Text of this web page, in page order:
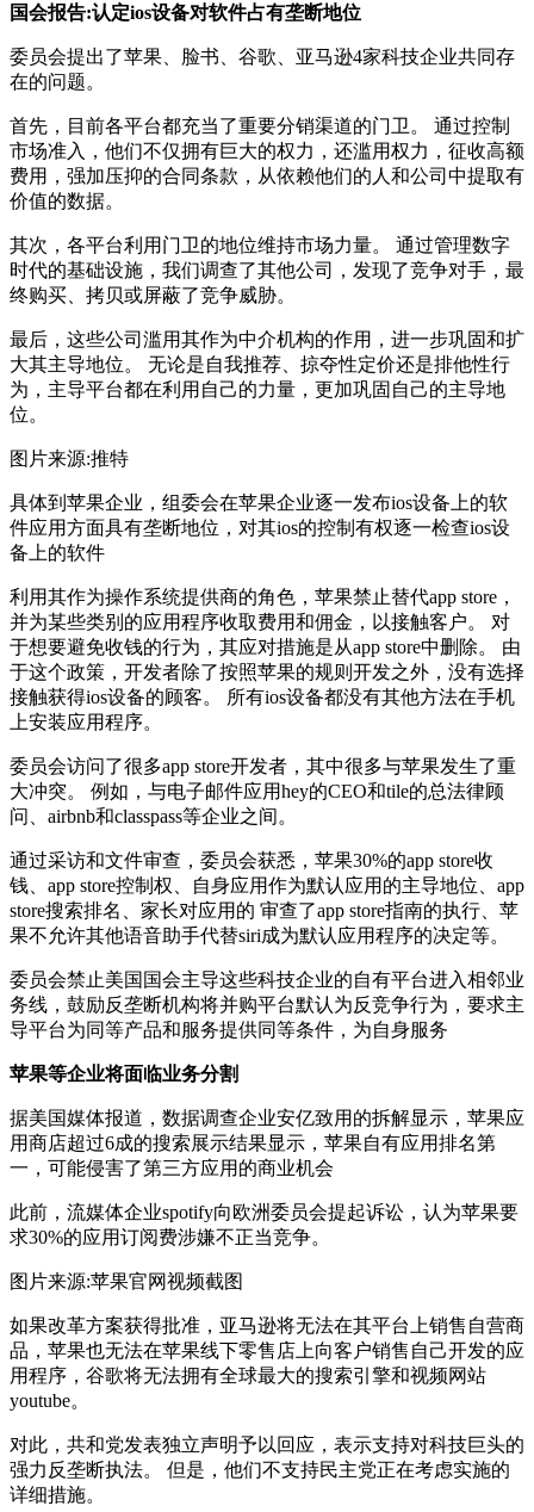
国会报告:认定ios设备对软件占有垄断地位
委员会提出了苹果、脸书、谷歌、亚马逊4家科技企业共同存
在的问题。
首先，目前各平台都充当了重要分销渠道的门卫。 通过控制
市场准入，他们不仅拥有巨大的权力，还滥用权力，征收高额
费用，强加压抑的合同条款，从依赖他们的人和公司中提取有
价值的数据。
其次，各平台利用门卫的地位维持市场力量。 通过管理数字
时代的基础设施，我们调查了其他公司，发现了竞争对手，最
终购买、拷贝或屏蔽了竞争威胁。
最后，这些公司滥用其作为中介机构的作用，进一步巩固和扩
大其主导地位。 无论是自我推荐、掠夺性定价还是排他性行
为，主导平台都在利用自己的力量，更加巩固自己的主导地
位。
图片来源:推特
具体到苹果企业，组委会在苹果企业逐一发布ios设备上的软
件应用方面具有垄断地位，对其ios的控制有权逐一检查ios设
备上的软件
利用其作为操作系统提供商的角色，苹果禁止替代app store，
并为某些类别的应用程序收取费用和佣金，以接触客户。 对
于想要避免收钱的行为，其应对措施是从app store中删除。 由
于这个政策，开发者除了按照苹果的规则开发之外，没有选择
接触获得ios设备的顾客。 所有ios设备都没有其他方法在手机
上安装应用程序。
委员会访问了很多app store开发者，其中很多与苹果发生了重
大冲突。 例如，与电子邮件应用hey的CEO和tile的总法律顾
问、airbnb和classpass等企业之间。
通过采访和文件审查，委员会获悉，苹果30%的app store收
钱、app store控制权、自身应用作为默认应用的主导地位、app
store搜索排名、家长对应用的 审查了app store指南的执行、苹
果不允许其他语音助手代替siri成为默认应用程序的决定等。
委员会禁止美国国会主导这些科技企业的自有平台进入相邻业
务线，鼓励反垄断机构将并购平台默认为反竞争行为，要求主
导平台为同等产品和服务提供同等条件，为自身服务
苹果等企业将面临业务分割
据美国媒体报道，数据调查企业安亿致用的拆解显示，苹果应
用商店超过6成的搜索展示结果显示，苹果自有应用排名第
一，可能侵害了第三方应用的商业机会
此前，流媒体企业spotify向欧洲委员会提起诉讼，认为苹果要
求30%的应用订阅费涉嫌不正当竞争。
图片来源:苹果官网视频截图
如果改革方案获得批准，亚马逊将无法在其平台上销售自营商
品，苹果也无法在苹果线下零售店上向客户销售自己开发的应
用程序，谷歌将无法拥有全球最大的搜索引擎和视频网站
youtube。
对此，共和党发表独立声明予以回应，表示支持对科技巨头的
强力反垄断执法。 但是，他们不支持民主党正在考虑实施的
详细措施。